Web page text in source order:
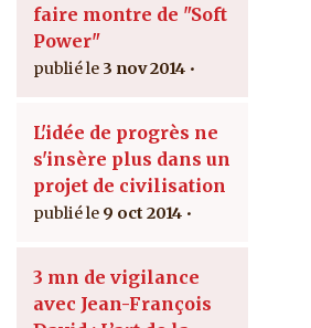
faire montre de "Soft
Power"
3 nov 2014
L'idée de progrès ne
s'insère plus dans un
projet de civilisation
9 oct 2014
3 mn de vigilance
avec Jean-François